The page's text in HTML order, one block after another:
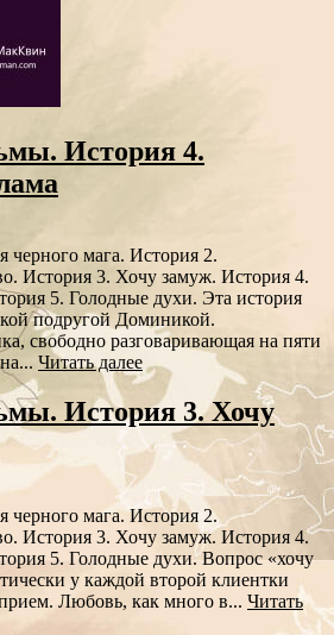
История 4.
черного мага. История 2.
История 3. Хочу замуж. История 4.
5. Голодные духи. Эта история
подругой Доминикой.
свободно разговаривающая на пяти
Читать далее
История 3. Хочу
черного мага. История 2.
История 3. Хочу замуж. История 4.
5. Голодные духи. Вопрос «хочу
у каждой второй клиентки
Любовь, как много в... Читать